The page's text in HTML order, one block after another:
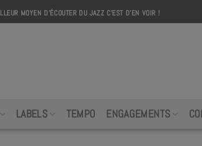
MOYEN D'ÉCOUTER DU JAZZ C'EST D'EN VOIR !
LABELS TEMPO ENGAGEMENTS